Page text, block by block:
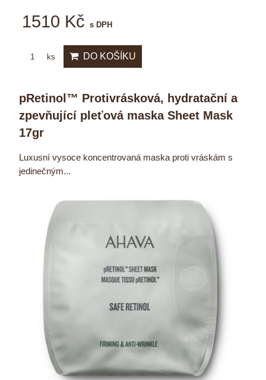
1510 Kč s DPH
ks DO KOŠÍKU
pRetinol™ Protivrásková, hydratační a
zpevňující pleťová maska Sheet Mask
17gr
Luxusní vysoce koncentrovaná maska proti vráskám s
jedinečným...